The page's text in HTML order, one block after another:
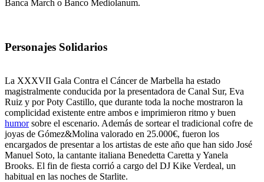
Banca March o Banco Mediolanum.
Personajes Solidarios
La XXXVII Gala Contra el Cáncer de Marbella ha estado
magistralmente conducida por la presentadora de Canal Sur, Eva
Ruiz y por Poty Castillo, que durante toda la noche mostraron la
complicidad existente entre ambos e imprimieron ritmo y buen
humorsobre el escenario. Además de sortear el tradicional cofre de
joyas de Gómez&Molina valorado en 25.000€, fueron los
encargados de presentar a los artistas de este año que han sido José
Manuel Soto, la cantante italiana Benedetta Caretta y Yanela
Brooks. El fin de fiesta corrió a cargo del DJ Kike Verdeal, un
habitual en las noches de Starlite.